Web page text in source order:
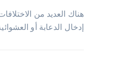
هناك العديد من
إدخال الدعابة أو